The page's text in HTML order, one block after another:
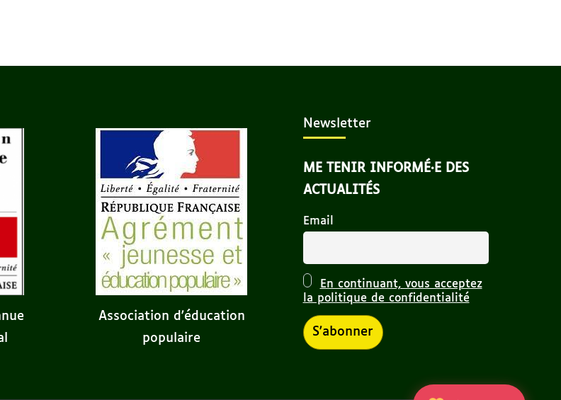
Association d'éducation
populaire
Newsletter
ME TENIR INFORMÉ·E DES
ACTUALITÉS
Email
En continuant, vous acceptez
la politique de confidentialité